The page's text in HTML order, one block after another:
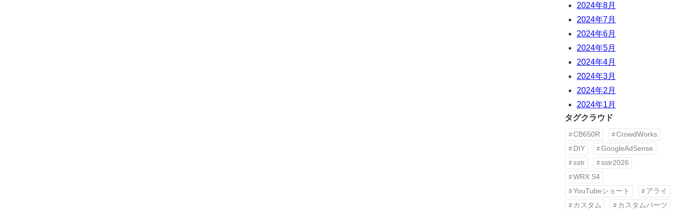
2024年8月
2024年7月
2024年6月
2024年5月
2024年4月
2024年3月
2024年2月
2024年1月
タグクラウド
CB650R
CrowdWorks
DIY
GoogleAdSense
sstr
sstr2026
WRX S4
YouTubeショート
アライ
カスタム
カスタムパーツ